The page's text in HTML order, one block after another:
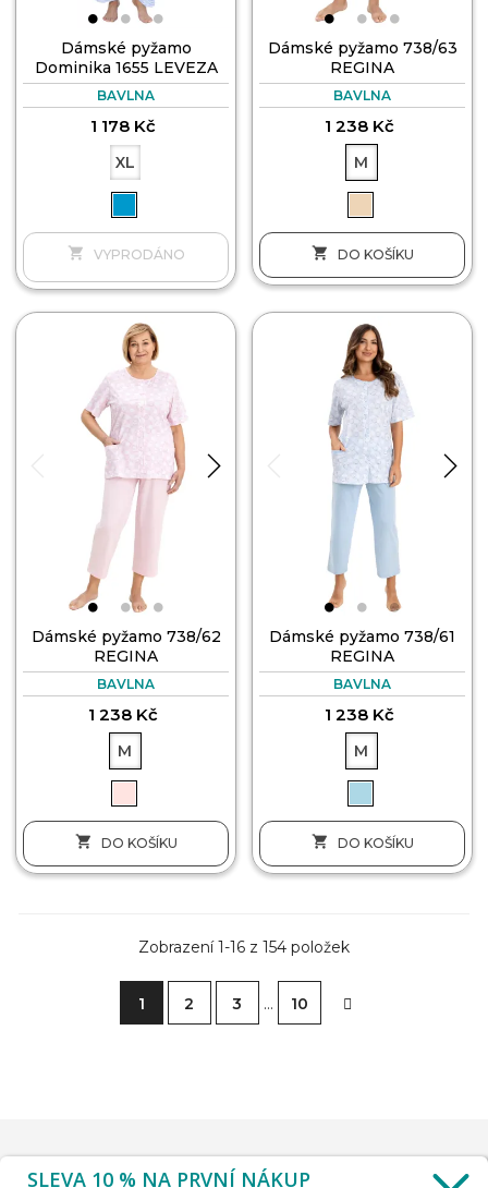
Dámské pyžamo
Dominika 1655 LEVEZA
BAVLNA
1 178 Kč
XL

Dámské pyžamo 738/63
REGINA
BAVLNA
1 238 Kč
M
 DO KOŠÍKU
Dámské pyžamo 738/62
REGINA
BAVLNA
1 238 Kč
M
 DO KOŠÍKU
Dámské pyžamo 738/61
REGINA
BAVLNA
1 238 Kč
M
 DO KOŠÍKU
Zobrazení 1-16 z 154 položek
1 2 3 … 10
SLEVA 10 % NA PRVNÍ NÁKUP